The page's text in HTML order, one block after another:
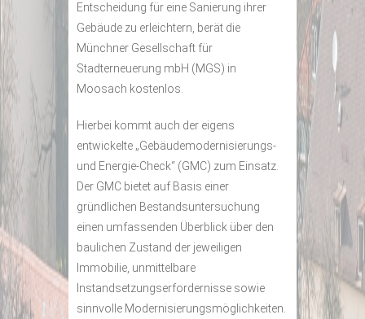
Entscheidung für eine Sanierung ihrer
Gebäude zu erleichtern, berät die
Münchner Gesellschaft für
Stadterneuerung mbH (MGS) in
Moosach kostenlos.
Hierbei kommt auch der eigens
entwickelte „Gebäudemodernisierungs-
und Energie-Check“ (GMC) zum Einsatz.
Der GMC bietet auf Basis einer
gründlichen Bestandsuntersuchung
einen umfassenden Überblick über den
baulichen Zustand der jeweiligen
Immobilie, unmittelbare
Instandsetzungserfordernisse sowie
sinnvolle Modernisierungsmöglichkeiten.